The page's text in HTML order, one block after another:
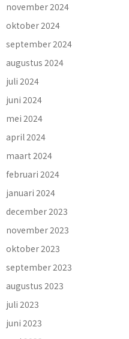
november 2024
oktober 2024
september 2024
augustus 2024
juli 2024
juni 2024
mei 2024
april 2024
maart 2024
februari 2024
januari 2024
december 2023
november 2023
oktober 2023
september 2023
augustus 2023
juli 2023
juni 2023